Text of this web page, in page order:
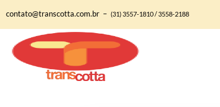
contato@transcotta.com.br – (31) 3557-1810 / 3558-2188